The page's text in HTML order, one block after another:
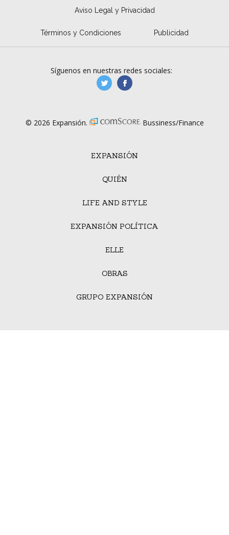
Aviso Legal y Privacidad
Términos y Condiciones Publicidad
EXPANSIÓN
QUIÉN
LIFE AND STYLE
EXPANSIÓN POLÍTICA
ELLE
OBRAS
GRUPO EXPANSIÓN
Síguenos en nuestras redes sociales:
manufacturaGE
© 2026 Expansión. Bussiness/Finance